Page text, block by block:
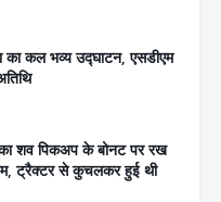
कल भव्य उद्घाटन, एसडीएम
शव पिकअप के बोनट पर रख
ट्रैक्टर से कुचलकर हुई थी